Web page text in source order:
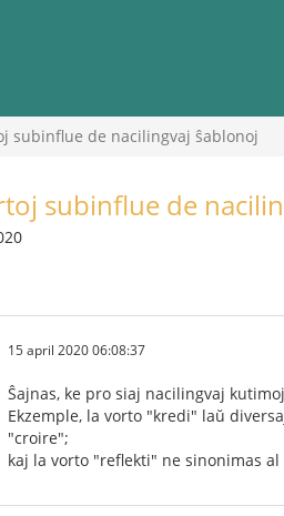
subinflue de nacilingvaj ŝablonoj
subinflue de
15 april 2020 06:08:37
Ŝajnas, ke pro siaj nacilingvaj
Ekzemple, la vorto "kredi" laŭ
"croire";
kaj la vorto "reflekti" ne sinonimas